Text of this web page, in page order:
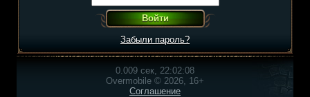
Забыли пароль?
0.009 сек, 22:02:08
Overmobile © 2026, 16+
Соглашение